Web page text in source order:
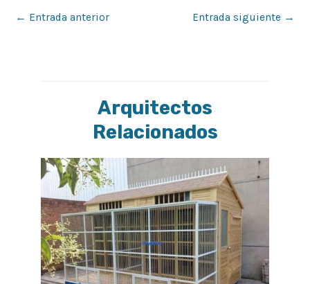
← Entrada anterior Entrada siguiente →
Arquitectos
Relacionados